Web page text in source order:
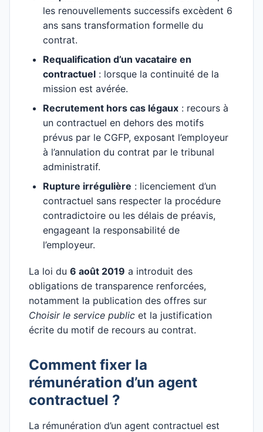
les renouvellements successifs excèdent 6
ans sans transformation formelle du
contrat.
Requalification d’un vacataire en
contractuel : lorsque la continuité de la
mission est avérée.
Recrutement hors cas légaux : recours à
un contractuel en dehors des motifs
prévus par le CGFP, exposant l’employeur
à l’annulation du contrat par le tribunal
administratif.
Rupture irrégulière : licenciement d’un
contractuel sans respecter la procédure
contradictoire ou les délais de préavis,
engageant la responsabilité de
l’employeur.
La loi du 6 août 2019 a introduit des
obligations de transparence renforcées,
notamment la publication des offres sur
Choisir le service public et la justification
écrite du motif de recours au contrat.
Comment fixer la
rémunération d’un agent
contractuel ?
La rémunération d’un agent contractuel est